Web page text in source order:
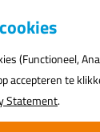
(Functioneel,
accepteren te
Statement.